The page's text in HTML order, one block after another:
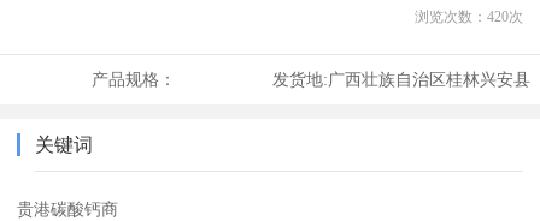
浏览次数： 420次
产品规格： 发货地:广西壮族自治区桂林兴安县
关键词
贵港碳酸钙商